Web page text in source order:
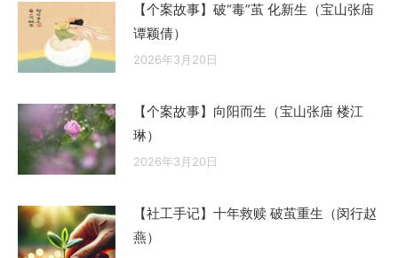
【个案故事】破“毒”茧 化新生（宝山张庙
谭颖倩）
2026年3月20日
【个案故事】向阳而生（宝山张庙 楼江
琳）
2026年3月20日
【社工手记】十年救赎 破茧重生（闵行赵
燕）